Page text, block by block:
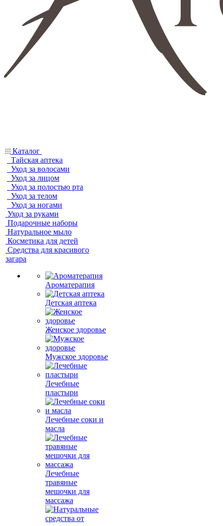
Каталог
Тайская аптека
Уход за волосами
Уход за лицом
Уход за полостью рта
Уход за телом
Уход за ногами
Уход за руками
Подарочные наборы
Натуральное мыло
Косметика для детей
Средства для красивого
загара
Ароматерапия
Детская аптека
Женское здоровье
Мужское здоровье
Лечебные
пластыри
Лечебные соки и
масла
Лечебные
травяные
мешочки для
массажа